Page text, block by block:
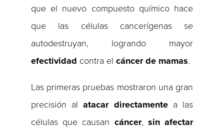
que el nuevo compuesto químico hace
que las células cancerígenas se
autodestruyan, logrando mayor
efectividad contra elcáncer de mamas.
Las primeras pruebas mostraron una gran
precisión alatacar directamentea las
células que causan cáncer, sin afectar